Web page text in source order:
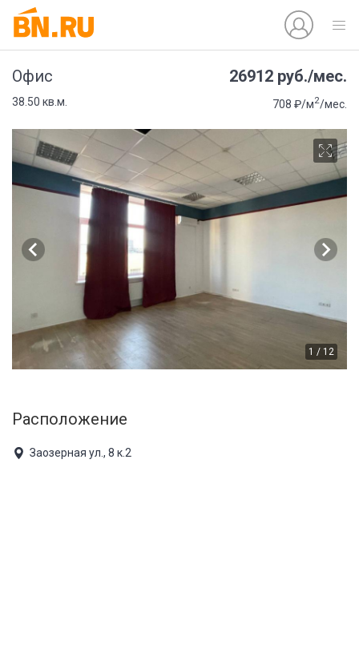
Офис 26912 руб./мес.
38.50 кв.м. 708 ₽/м2/мес.
1 / 12
Расположение
Заозерная ул., 8 к.2